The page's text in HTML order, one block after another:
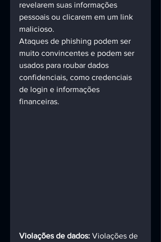
revelarem suas informações
pessoais ou clicarem em um link
malicioso.
Ataques de phishing podem ser
muito convincentes e podem ser
usados para roubar dados
confidenciais, como credenciais
de login e informações
financeiras.
Violações de dados: Violações de